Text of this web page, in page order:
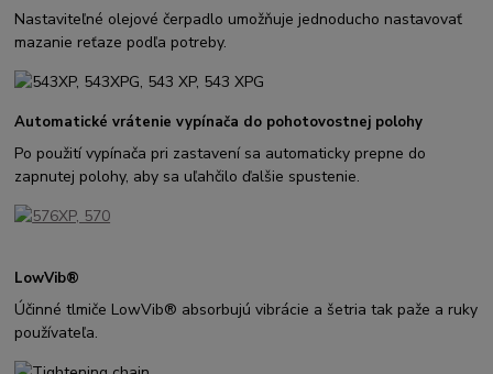
Nastaviteľné olejové čerpadlo umožňuje jednoducho nastavovať
mazanie reťaze podľa potreby.
Automatické vrátenie vypínača do pohotovostnej polohy
Po použití vypínača pri zastavení sa automaticky prepne do
zapnutej polohy, aby sa uľahčilo ďalšie spustenie.
LowVib®
Účinné tlmiče LowVib® absorbujú vibrácie a šetria tak paže a ruky
používateľa.